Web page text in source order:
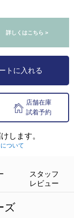
詳しくはこちら >
トに入れる
店舗在庫
試着予約
します。
ついて
スタッフ
レビュー
ズ